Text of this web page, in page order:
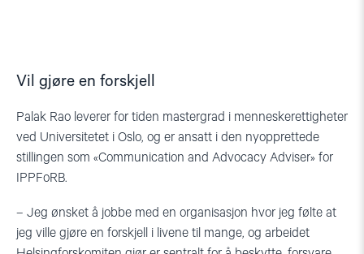
Vil gjøre en forskjell
Palak Rao leverer for tiden mastergrad i menneskerettigheter
ved Universitetet i Oslo, og er ansatt i den nyopprettede
stillingen som «Communication and Advocacy Adviser» for
IPPFoRB.
– Jeg ønsket å jobbe med en organisasjon hvor jeg følte at
jeg ville gjøre en forskjell i livene til mange, og arbeidet